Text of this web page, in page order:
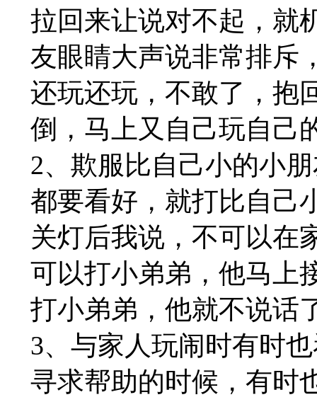
拉回来让说对不起，就
友眼睛大声说非常排斥
还玩还玩，不敢了，抱
倒，马上又自己玩自己
2、欺服比自己小的小
都要看好，就打比自己
关灯后我说，不可以在
可以打小弟弟，他马上
打小弟弟，他就不说话
3、与家人玩闹时有时
寻求帮助的时候，有时